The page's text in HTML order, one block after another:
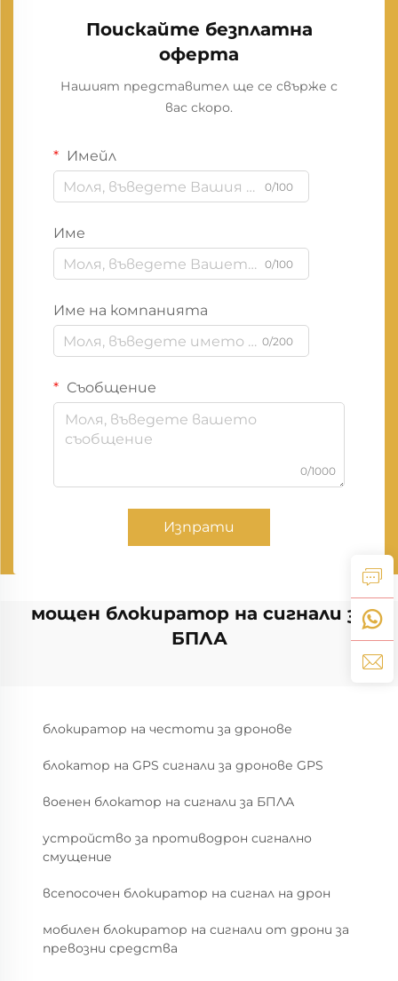
Поискайте безплатна
оферта
Нашият представител ще се свърже с
вас скоро.
Имейл
0/100
Име
0/100
Име на компанията
0/200
Съобщение
0/1000
Изпрати
мощен блокиратор на сигнали за
БПЛА
блокиратор на честоти за дронове
блокатор на GPS сигнали за дронове GPS
военен блокатор на сигнали за БПЛА
устройство за противодрон сигнално
смущение
всепосочен блокиратор на сигнал на дрон
мобилен блокиратор на сигнали от дрони за
превозни средства